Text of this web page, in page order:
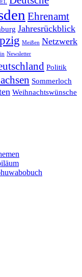
Ehrenamt
Jahresrückblick
Meißen Netzwerk
Newsletter
Politik
Sommerloch
Weihnachtswünsche